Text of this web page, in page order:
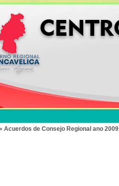
Acuerdos de Consejo Regional ano 2009